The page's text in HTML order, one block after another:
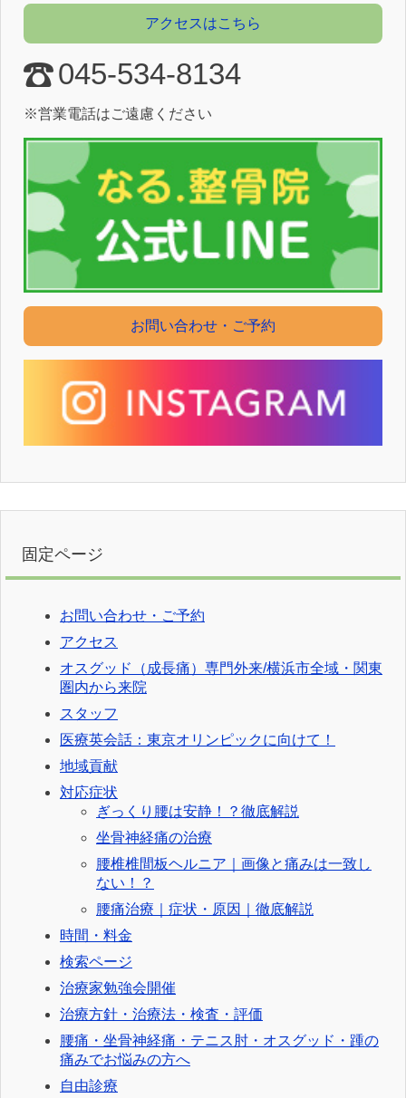
アクセスはこちら
045-534-8134
※営業電話はご遠慮ください
お問い合わせ・ご予約
固定ページ
お問い合わせ・ご予約
アクセス
オスグッド（成長痛）専門外来/横浜市全域・関東
圏内から来院
スタッフ
医療英会話：東京オリンピックに向けて！
地域貢献
対応症状
ぎっくり腰は安静！？徹底解説
坐骨神経痛の治療
腰椎椎間板ヘルニア｜画像と痛みは一致し
ない！？
腰痛治療｜症状・原因｜徹底解説
時間・料金
検索ページ
治療家勉強会開催
治療方針・治療法・検査・評価
腰痛・坐骨神経痛・テニス肘・オスグッド・踵の
痛みでお悩みの方へ
自由診療